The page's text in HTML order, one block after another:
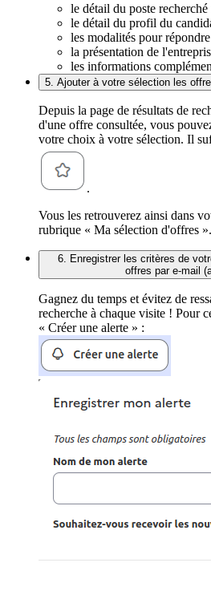
le détail du poste
le détail du profil du
les modalités pour
la présentation de
les informations
5. Ajouter à votre sélection les
Depuis la page de résultats de
d'une offre consultée, vous
votre choix à votre sélection. Il
.
Vous les retrouverez ainsi dans
rubrique « Ma sélection d'offres ».
6. Enregistrer les critères de
offres par e-mail
Gagnez du temps et évitez de
recherche à chaque visite ! Pour
« Créer une alerte » :